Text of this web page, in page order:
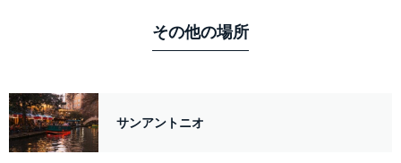
その他の場所
サンアントニオ